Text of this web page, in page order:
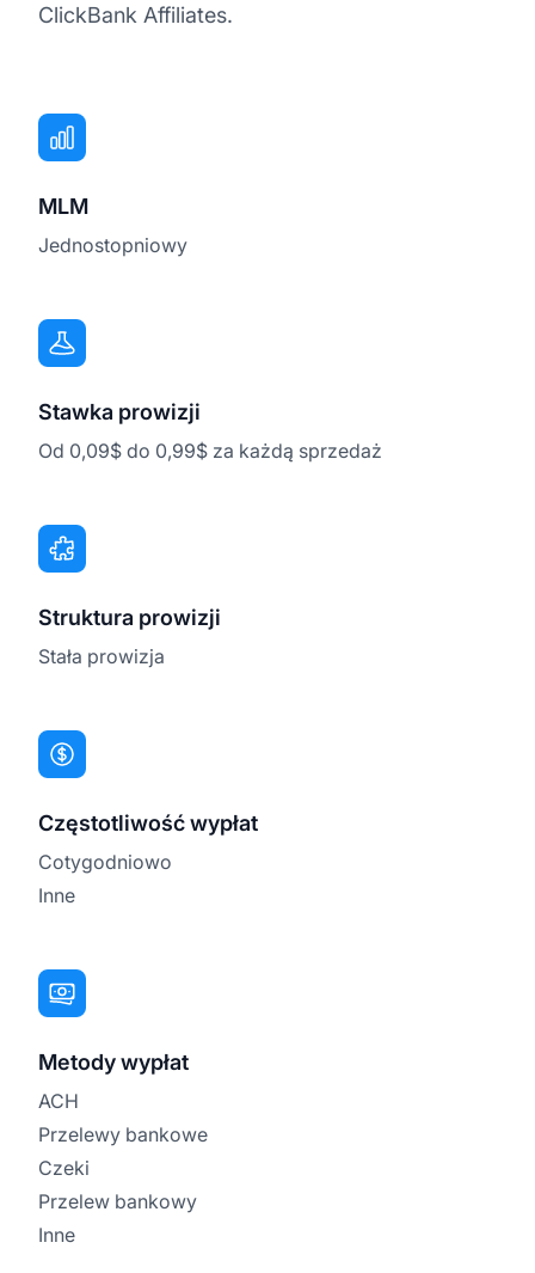
ClickBank Affiliates.
MLM
Jednostopniowy
Stawka prowizji
Od 0,09$ do 0,99$ za każdą sprzedaż
Struktura prowizji
Stała prowizja
Częstotliwość wypłat
Cotygodniowo
Inne
Metody wypłat
ACH
Przelewy bankowe
Czeki
Przelew bankowy
Inne